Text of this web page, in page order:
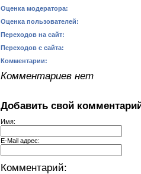
Оценка модератора:
Оценка пользователей:
Переходов на сайт:
Переходов с сайта:
Комментарии:
Комментариев нет
Добавить свой
Имя:
E-Mail адрес:
Комментарий: